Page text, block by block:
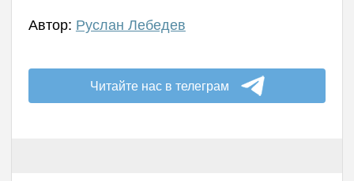
Автор: Руслан Лебедев
Читайте нас в телеграм